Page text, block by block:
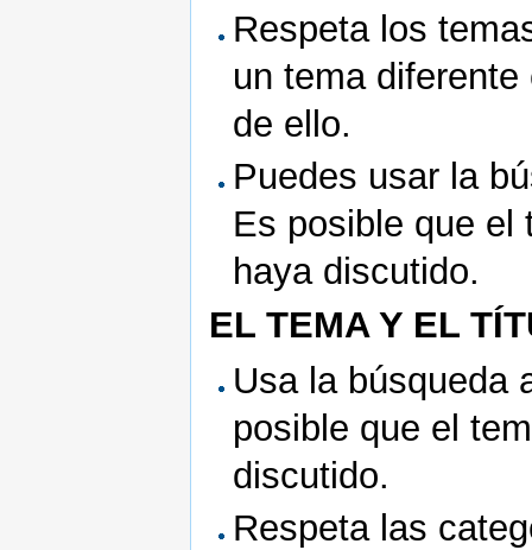
Respeta los
un tema
de ello.
Puedes usar la
Es posible que el
haya discutido.
EL TEMA Y EL
Usa la búsqueda
posible que el
discutido.
Respeta las